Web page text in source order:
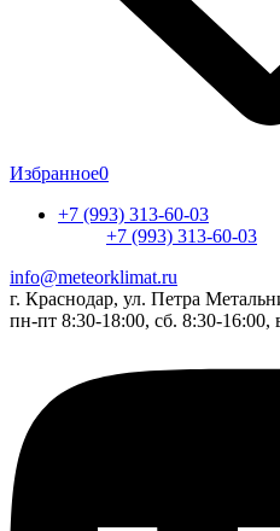
Избранное0
+7 (993) 313-60-03
+7 (993) 313-60-03
info@meteorklimat.ru
г. Краснодар, ул. Петра
пн-пт 8:30-18:00, сб. 8:30-16:00,